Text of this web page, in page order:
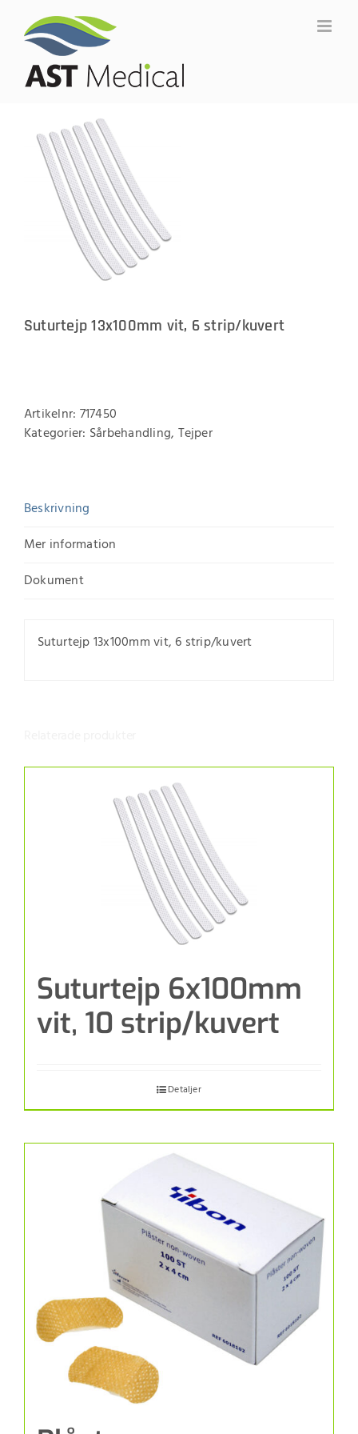
innehållet
Suturtejp 13x100mm vit, 6 strip/kuvert
Artikelnr: 717450
Kategorier: Sårbehandling, Tejper
Beskrivning
Mer information
Dokument
Suturtejp 13x100mm vit, 6 strip/kuvert
Suturtejp 6x100mm
vit, 10 strip/kuvert
Detaljer